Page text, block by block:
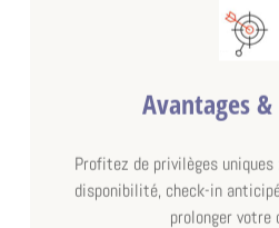
à
CHAMBRE DOUBLE
Avantages
Profitez de privilèges
disponibilité, check-in
prolonger votre